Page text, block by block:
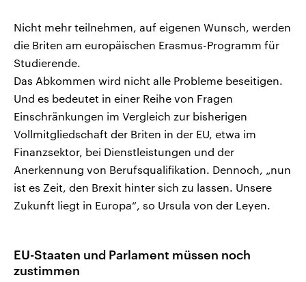
Nicht mehr teilnehmen, auf eigenen Wunsch, werden
die Briten am europäischen Erasmus-Programm für
Studierende.
Das Abkommen wird nicht alle Probleme beseitigen.
Und es bedeutet in einer Reihe von Fragen
Einschränkungen im Vergleich zur bisherigen
Vollmitgliedschaft der Briten in der EU, etwa im
Finanzsektor, bei Dienstleistungen und der
Anerkennung von Berufsqualifikation. Dennoch, „nun
ist es Zeit, den Brexit hinter sich zu lassen. Unsere
Zukunft liegt in Europa“, so Ursula von der Leyen.
EU-Staaten und Parlament müssen noch
zustimmen